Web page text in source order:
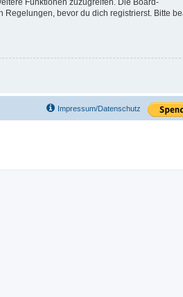
Funktionen zuzugreifen. Die Board-
bevor du dich registrierst. Bitte
Impressum/Datenschutz